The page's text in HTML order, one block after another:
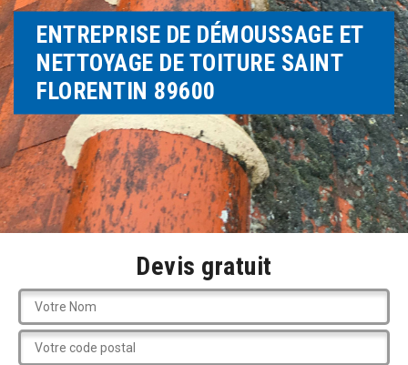
ENTREPRISE DE DÉMOUSSAGE ET
NETTOYAGE DE TOITURE SAINT
FLORENTIN 89600
Devis gratuit